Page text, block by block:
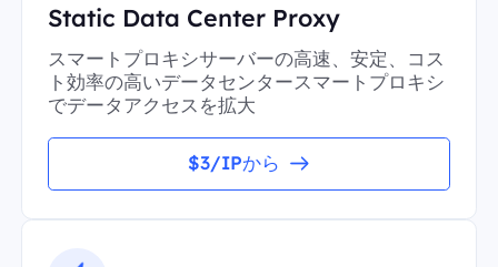
Static Data Center Proxy
スマートプロキシサーバーの高速、安定、コス
ト効率の高いデータセンタースマートプロキシ
でデータアクセスを拡大
$3/IPから